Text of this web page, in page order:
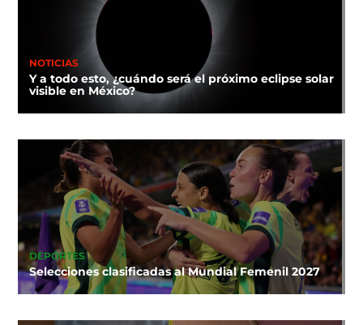
NOTICIAS
Y a todo esto, ¿cuándo será el próximo eclipse solar
visible en México?
DEPORTES
Selecciones clasificadas al Mundial Femenil 2027